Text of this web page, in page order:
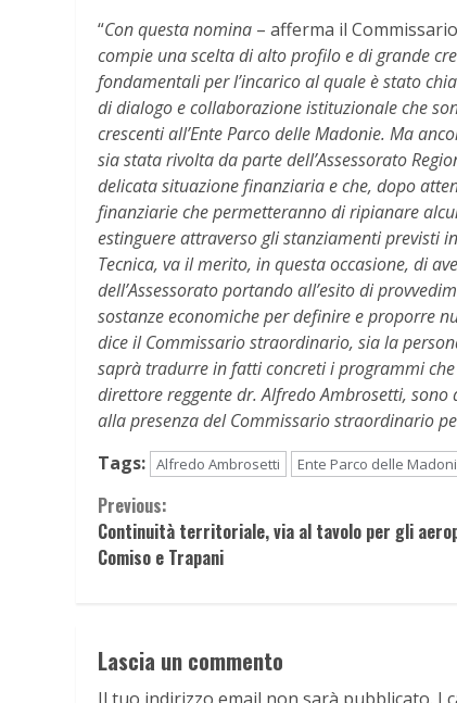
“Con questa nomina – afferma il
compie una scelta di alto profilo e di grande
fondamentali per l’incarico al quale è stato
di dialogo e collaborazione istituzionale che
crescenti all’Ente Parco delle Madonie. Ma
sia stata rivolta da parte dell’Assessorato
delicata situazione finanziaria e che, dopo
finanziarie che permetteranno di ripianare
estinguere attraverso gli stanziamenti previsti
Tecnica, va il merito, in questa occasione, di
dell’Assessorato portando all’esito di
sostanze economiche per definire e proporre
dice il Commissario straordinario, sia la
saprà tradurre in fatti concreti i programmi che
direttore reggente dr. Alfredo Ambrosetti,
alla presenza del Commissario straordinario
Tags: Alfredo Ambrosetti Ente Parco delle
Continue
Reading
Previous:
Continuità territoriale, via al tavolo per gli
Comiso e Trapani
Lascia un commento
Il tuo indirizzo email non sarà pubblicato. I